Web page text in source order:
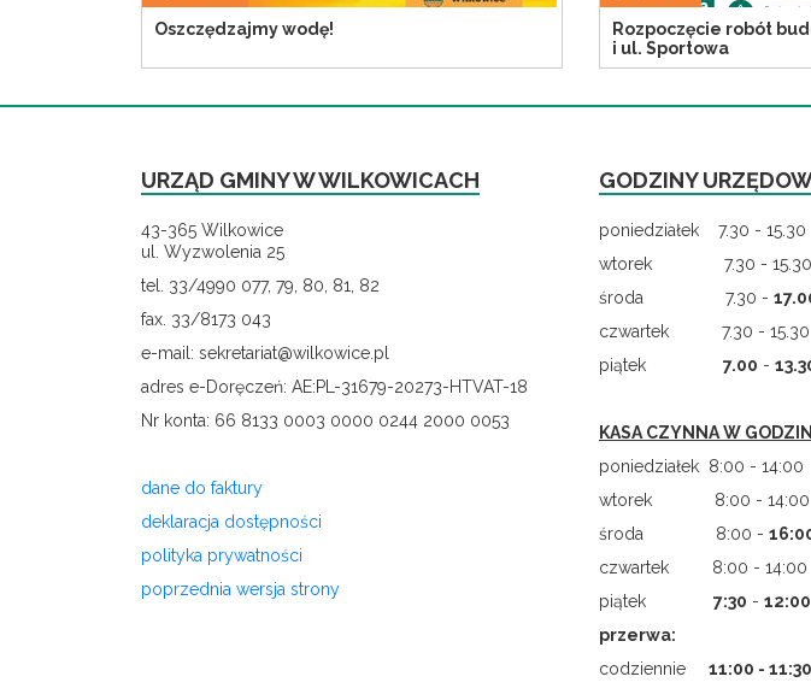
Oszczędzajmy wodę!
Rozpoczęcie robót
i ul. Sportowa
URZĄD GMINY W WILKOWICACH
43-365 Wilkowice
ul. Wyzwolenia 25
tel. 33/4990 077, 79, 80, 81, 82
fax. 33/8173 043
e-mail: sekretariat@wilkowice.pl
adres e-Doręczeń: AE:PL-31679-20273-HTVAT-18
Nr konta: 66 8133 0003 0000 0244 2000 0053
dane do faktury
deklaracja dostępności
polityka prywatności
poprzednia wersja strony
GODZINY
poniedziałek 7.30 - 15.30
wtorek 7.30 - 15.30
środa 7.30 -
czwartek 7.30 - 15.30
piątek 7.00 -
KASA CZYNNA W
poniedziałek 8:00 - 14:00
wtorek 8:00 - 14:00
środa 8:00 -
czwartek 8:00 - 14:00
piątek 7:30 - 12:00
przerwa:
codziennie
11:00 - 11:30